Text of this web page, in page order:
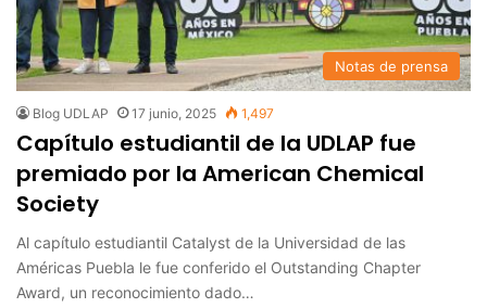
Notas de prensa
Blog UDLAP 17 junio, 2025 1,497
Capítulo estudiantil de la UDLAP fue
premiado por la American Chemical
Society
Al capítulo estudiantil Catalyst de la Universidad de las
Américas Puebla le fue conferido el Outstanding Chapter
Award, un reconocimiento dado…